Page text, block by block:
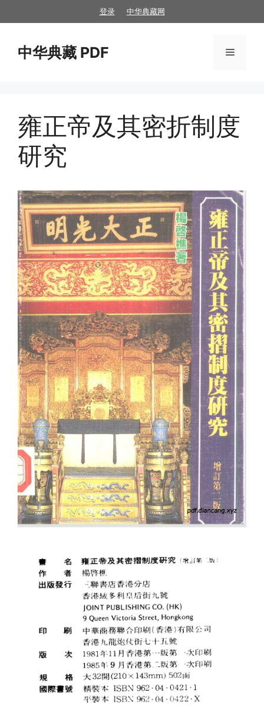
至
登录 中华典藏网
中华典藏 PDF 菜
雍正帝及其密折制度
研究